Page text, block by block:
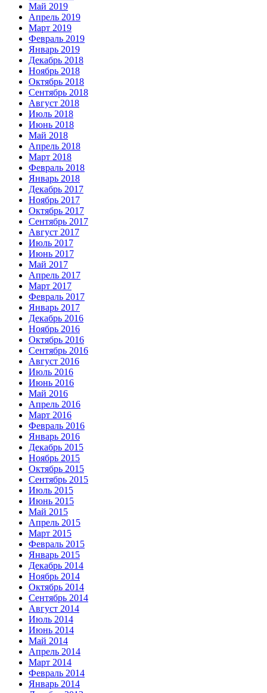
Май 2019
Апрель 2019
Март 2019
Февраль 2019
Январь 2019
Декабрь 2018
Ноябрь 2018
Октябрь 2018
Сентябрь 2018
Август 2018
Июль 2018
Июнь 2018
Май 2018
Апрель 2018
Март 2018
Февраль 2018
Январь 2018
Декабрь 2017
Ноябрь 2017
Октябрь 2017
Сентябрь 2017
Август 2017
Июль 2017
Июнь 2017
Май 2017
Апрель 2017
Март 2017
Февраль 2017
Январь 2017
Декабрь 2016
Ноябрь 2016
Октябрь 2016
Сентябрь 2016
Август 2016
Июль 2016
Июнь 2016
Май 2016
Апрель 2016
Март 2016
Февраль 2016
Январь 2016
Декабрь 2015
Ноябрь 2015
Октябрь 2015
Сентябрь 2015
Июль 2015
Июнь 2015
Май 2015
Апрель 2015
Март 2015
Февраль 2015
Январь 2015
Декабрь 2014
Ноябрь 2014
Октябрь 2014
Сентябрь 2014
Август 2014
Июль 2014
Июнь 2014
Май 2014
Апрель 2014
Март 2014
Февраль 2014
Январь 2014